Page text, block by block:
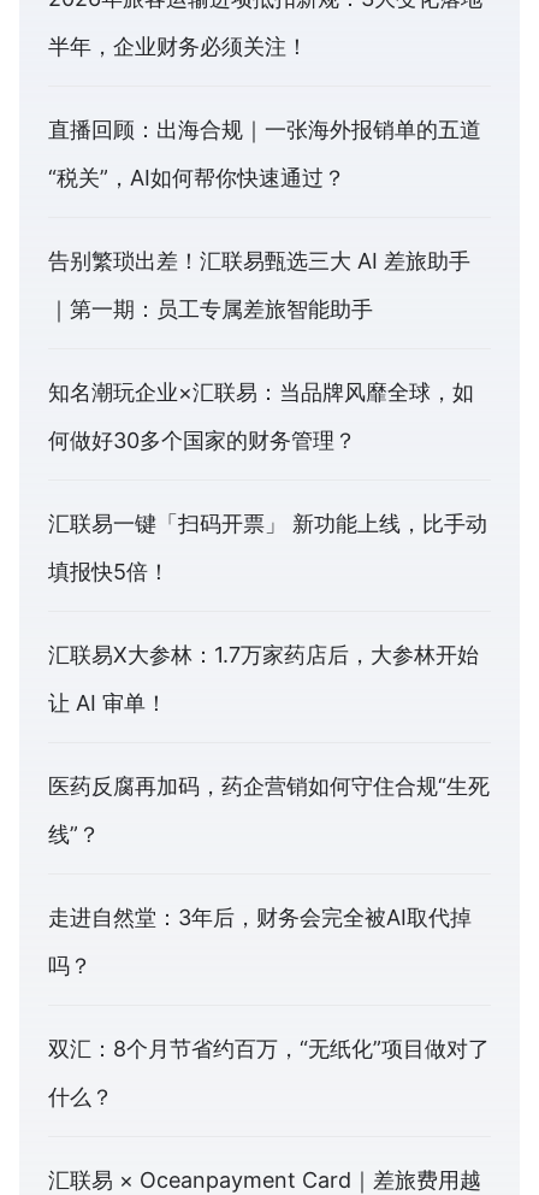
半年，企业财务必须关注！
直播回顾：出海合规｜一张海外报销单的五道
“税关”，AI如何帮你快速通过？
告别繁琐出差！汇联易甄选三大 AI 差旅助手
｜第一期：员工专属差旅智能助手
知名潮玩企业×汇联易：当品牌风靡全球，如
何做好30多个国家的财务管理？
汇联易一键「扫码开票」 新功能上线，比手动
填报快5倍！
汇联易X大参林：1.7万家药店后，大参林开始
让 AI 审单！
医药反腐再加码，药企营销如何守住合规“生死
线”？
走进自然堂：3年后，财务会完全被AI取代掉
吗？
双汇：8个月节省约百万，“无纸化”项目做对了
什么？
汇联易 × Oceanpayment Card｜差旅费用越